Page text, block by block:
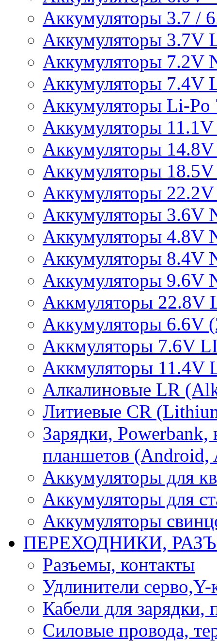
Аккумуляторы 3.7 /
Аккумуляторы 3.7V
Аккумуляторы 7.2V
Аккумуляторы 7.4V
Аккумуляторы Li-Po
Аккумуляторы
Аккумуляторы
Аккумуляторы
Аккумуляторы
Аккумуляторы 3.6V
Аккумуляторы 4.8V
Аккумуляторы 8.4V
Аккумуляторы 9.6V
Аккмуляторы 22.8V
Аккумуляторы 6.6V
Аккмуляторы 7.6V
Аккмуляторы 11.4V
Алкалиновые LR
Литиевые CR
Зарядки, Powerbank,
планшетов (Android,
Аккумуляторы для
Аккумуляторы для
Аккумуляторы
ПЕРЕХОДНИКИ,
Разъемы, контакты
Удлинители серво,Y-
Кабели для зарядки,
Силовые провода,